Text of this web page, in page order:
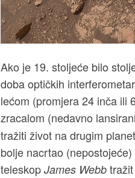
Ako je 19. stoljeće bilo
doba optičkih
lećom (promjera 24 inča ili
zracalom (nedavno lansirani
tražiti život na drugim
bolje nacrtao
teleskop James Webb